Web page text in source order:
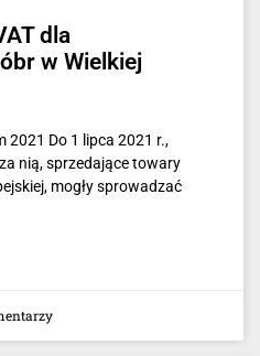
dla
w Wielkiej
2021 Do 1 lipca 2021 r.,
nią, sprzedające towary
mogły sprowadzać